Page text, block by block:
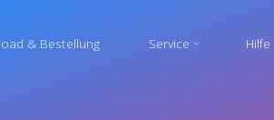
& Bestellung Service Hilfe